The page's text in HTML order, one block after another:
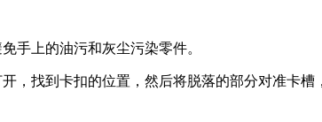
手上的油污和灰尘污染零件。
，找到卡扣的位置，然后将脱落的部分对准卡槽